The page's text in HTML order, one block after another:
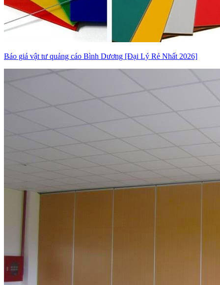
Báo giá vật tư quảng cáo Bình Dương [Đại Lý Rẻ Nhất 2026]